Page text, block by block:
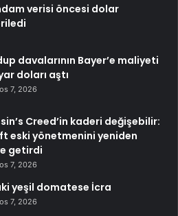
verisi öncesi dolar
davalarının Bayer’e maliyeti
doları aştı
7, 2026
Creed’in kaderi değişebilir:
eski yönetmenini yeniden
getirdi
7, 2026
yeşil domatese İcra
7, 2026